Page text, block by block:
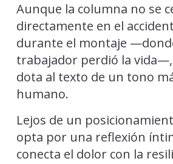
Aunque la columna no se
directamente en el
durante el montaje
trabajador perdió la
dota al texto de un tono
humano.
Lejos de un
opta por una reflexión
conecta el dolor con la